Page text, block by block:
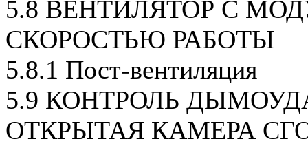
5.8 ВЕНТИЛЯТОР С
СКОРОСТЬЮ РАБОТЫ
5.8.1 Пост-вентиляция
5.9 КОНТРОЛЬ
ОТКРЫТАЯ КАМЕРА